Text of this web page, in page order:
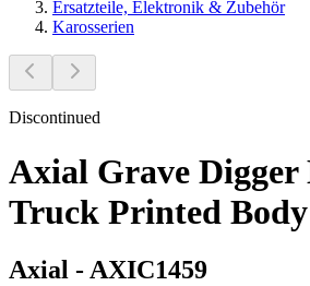
Ersatzteile, Elektronik & Zubehör
Karosserien
Discontinued
Axial Grave Digger
Truck Printed Body
Axial - AXIC1459